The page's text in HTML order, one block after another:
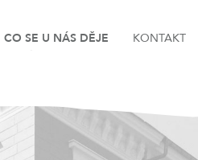
CO SE U NÁS DĚJE KONTAKT